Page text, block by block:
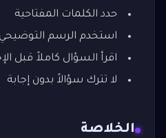
حدد الكلمات المفتاحية
استخدم الرسم التوضيحي
اقرأ السؤال كاملاً قبل
لا تترك سؤالاً بدون إجابة
الخلاصة